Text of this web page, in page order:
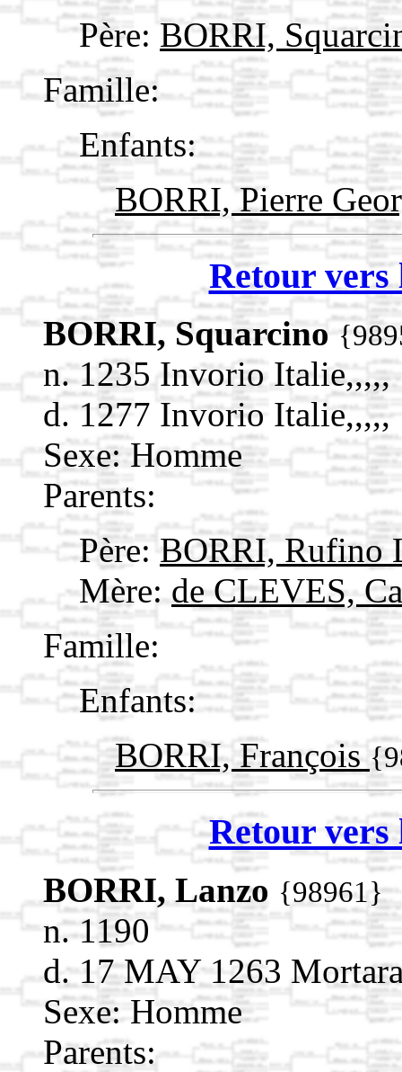
Père: BORRI,
Famille:
Enfants:
BORRI, Pierre
Retour vers
BORRI, Squarcino
n. 1235 Invorio Italie,,,,,
d. 1277 Invorio Italie,,,,,
Sexe: Homme
Parents:
Père:BORRI, Rufino
Mère: de CLEVES,
Famille:
Enfants:
BORRI, François
Retour vers
BORRI, Lanzo {98961}
n. 1190
d. 17 MAY 1263
Sexe: Homme
Parents: